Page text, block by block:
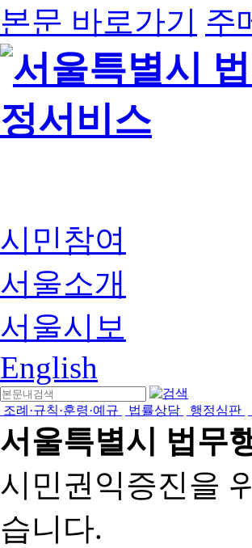
본문 바로가기 주
시민참여
서울소개
서울시보
English
조례·규칙·훈령·예규 법률상담 행정심판
서울특별시 법무
시민권익증진을
습니다.